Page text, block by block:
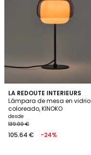
LA REDOUTE INTERIEURS
Lámpara de mesa en vidrio
coloreado, KINOKO
desde
139.00 €
105.64 € -24%
3,7
/ 5
4
Colores